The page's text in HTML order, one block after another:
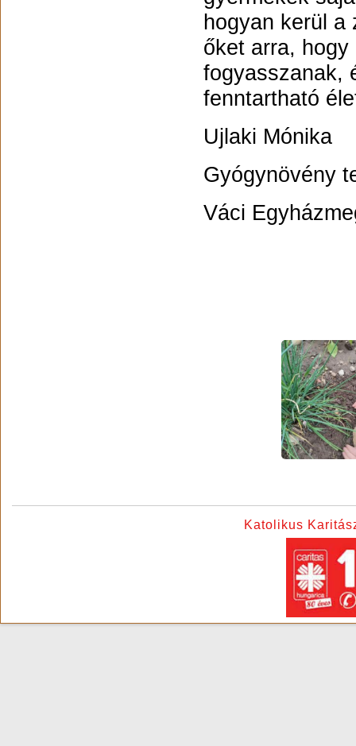
hogyan kerül a
őket arra,
fogyasszanak,
fenntartható
Ujlaki Mónika
Gyógynövény
Váci
Katolikus